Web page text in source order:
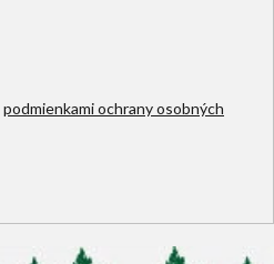
podmienkami ochrany osobných